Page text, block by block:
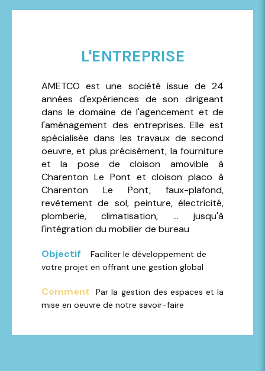
L'ENTREPRISE
AMETCO est une société issue de 24
années d'expériences de son dirigeant
dans le domaine de l'agencement et de
l'aménagement des entreprises. Elle est
spécialisée dans les travaux de second
oeuvre, et plus précisément, la fourniture
et la pose de cloison amovible à
Charenton Le Pont et cloison placo à
Charenton Le Pont, faux-plafond,
revêtement de sol, peinture, électricité,
plomberie, climatisation, ... jusqu'à
l'intégration du mobilier de bureau
Objectif Faciliter le développement de
votre projet en offrant une gestion global
Comment
Par la gestion des espaces et la
mise en oeuvre de notre savoir-faire